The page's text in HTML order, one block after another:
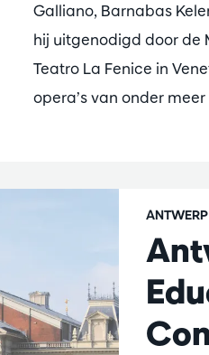
Galliano, Barnabas
hij uitgenodigd door de
Teatro La Fenice in
opera’s van onder